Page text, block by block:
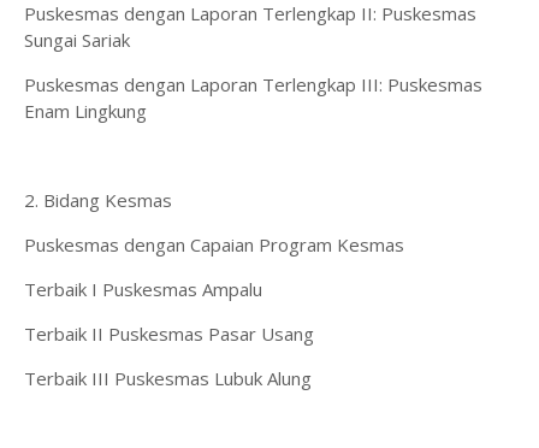
Puskesmas dengan Laporan Terlengkap II: Puskesmas
Sungai Sariak
Puskesmas dengan Laporan Terlengkap III: Puskesmas
Enam Lingkung
2. Bidang Kesmas
Puskesmas dengan Capaian Program Kesmas
Terbaik I Puskesmas Ampalu
Terbaik II Puskesmas Pasar Usang
Terbaik III Puskesmas Lubuk Alung